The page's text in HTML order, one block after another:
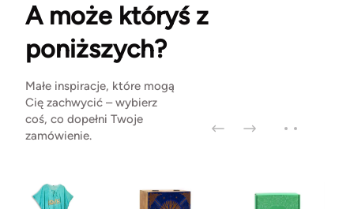
A może któryś z
poniższych?
Małe inspiracje, które mogą
Cię zachwycić – wybierz
coś, co dopełni Twoje
zamówienie.